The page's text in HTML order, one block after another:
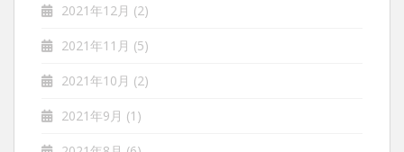
2021年12月 (2)
2021年11月 (5)
2021年10月 (2)
2021年9月 (1)